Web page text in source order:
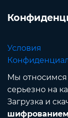
Условия
Мы относимся
серьезно на
Загрузка и
шифрованием